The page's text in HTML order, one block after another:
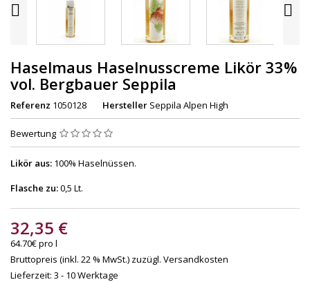
 
Haselmaus Haselnusscreme Likör 33%
vol. Bergbauer Seppila
Referenz 1050128 Hersteller Seppila Alpen High
Bewertung
Likör aus: 100% Haselnüssen.
Flasche zu:0,5 Lt.
32,35 €
64.70€ pro l
Bruttopreis (inkl. 22 % MwSt.) zuzügl. Versandkosten
Lieferzeit: 3 - 10 Werktage